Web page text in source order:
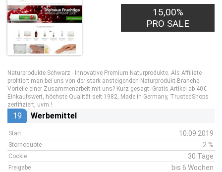
15,00%
PRO SALE
Naturprodukte Schwarz - Innovative Premium Naturprodukte. Als Affiliate
profitiert man bei uns von der stark ansteigenden Naturprodukt-Branche.
Vorteile einer Zusammenarbeit mit uns? Kurz gesagt: Gratis Artikel ab 40€
Einkaufswert, höchste Qualität seit 1982, Made in Germany, TrustedShops
zertifiziert, uvm.!
19 Werbemittel
Start 10.09.2019
Stornoquote 2 %
Cookie 30 Tage
Freigabe bis 6 Wochen